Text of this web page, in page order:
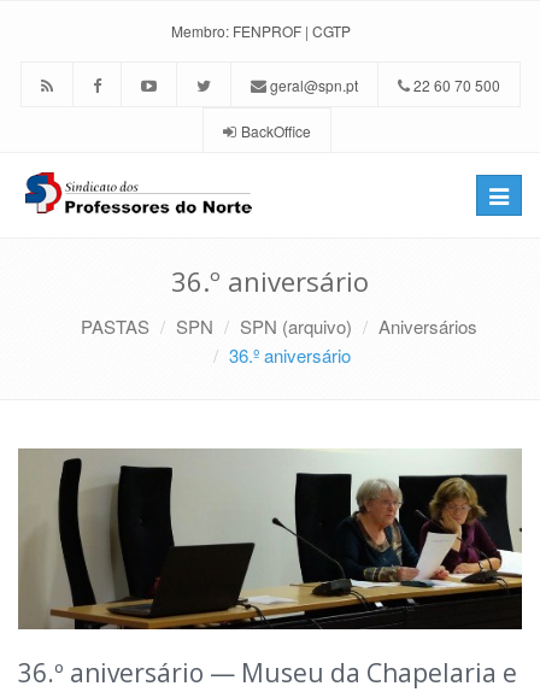
Membro: FENPROF | CGTP
geral@spn.pt 22 60 70 500
BackOffice
Toggle
36.º aniversário
PASTAS SPN SPN (arquivo)
Aniversários
36.º aniversário
36.º aniversário — Museu da Chapelaria e